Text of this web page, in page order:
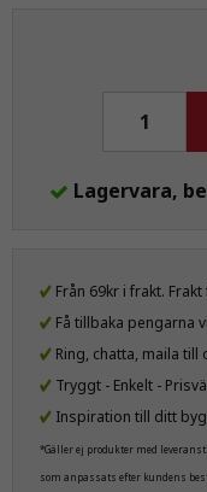
Lagervara,
Från 69kr i frakt.
Få tillbaka pengarna
Ring, chatta, maila
Tryggt - Enkelt -
Inspiration till ditt
*Gäller ej produkter med
som anpassats efter kundens